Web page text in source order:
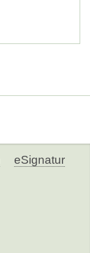
eSignatur